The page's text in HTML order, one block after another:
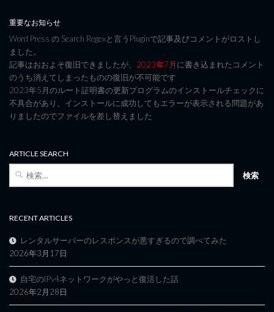
重要なお知らせ
Word Press の Search Regexと言うPluginで記事及びコメントがロストし
ました。
記事はおおよそ復旧できましたが、 2023年7月に書き込まれたコメント
のうち消えてしまったものの復旧が不可能です
2023年5月のルート証明書の更新プログラムのインストールチェックに
不具合があり、インストールに成功してもエラーが表示される問題があ
りましたのでファイルを差し替えました
ARTICLE SEARCH
RECENT ARTICLES
レンタルサーバーのレスポンスが悪すぎるので調べてみた
2026年3月17日
自宅のIPv4ネットワークがやっと復活した話
2026年2月28日